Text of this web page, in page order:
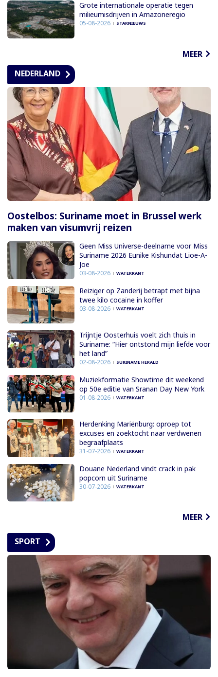
Grote internationale operatie tegen
milieumisdrijven in Amazoneregio
05-08-2026 STARNIEUWS
MEER
NEDERLAND
Oostelbos: Suriname moet in Brussel werk
maken van visumvrij reizen
Geen Miss Universe-deelname voor Miss
Suriname 2026 Eunike Kishundat Lioe-A-
Joe
03-08-2026 WATERKANT
Reiziger op Zanderij betrapt met bijna
twee kilo cocaïne in koffer
03-08-2026 WATERKANT
Trijntje Oosterhuis voelt zich thuis in
Suriname: “Hier ontstond mijn liefde voor
het land”
02-08-2026 SURINAME HERALD
Muziekformatie Showtime dit weekend
op 50e editie van Sranan Day New York
01-08-2026 WATERKANT
Herdenking Mariënburg: oproep tot
excuses en zoektocht naar verdwenen
begraafplaats
31-07-2026 WATERKANT
Douane Nederland vindt crack in pak
popcorn uit Suriname
30-07-2026 WATERKANT
MEER
SPORT